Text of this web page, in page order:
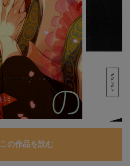
この作品を読む